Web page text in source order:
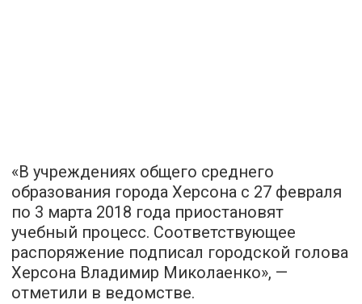
«В учреждениях общего среднего
образования города Херсона с 27 февраля
по 3 марта 2018 года приостановят
учебный процесс. Соответствующее
распоряжение подписал городской голова
Херсона Владимир Миколаенко», —
отметили в ведомстве.